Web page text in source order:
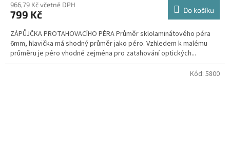
966,79 Kč včetně DPH
799 Kč Do košíku
ZÁPŮJČKA PROTAHOVACÍHO PÉRA Průměr sklolaminátového péra
6mm, hlavička má shodný průměr jako péro. Vzhledem k malému
průměru je péro vhodné zejména pro zatahování optických...
Kód: 5800